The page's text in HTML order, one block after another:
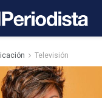
Televisión